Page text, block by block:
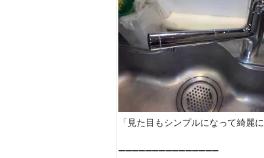
「見た目もシンプルになって綺麗
➖➖➖➖➖➖➖➖➖➖➖➖➖➖➖